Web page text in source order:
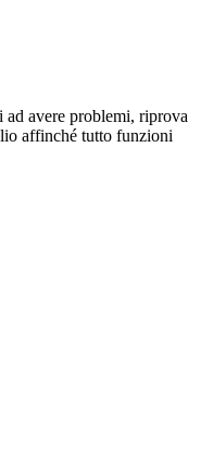
ad avere problemi, riprova
affinché tutto funzioni